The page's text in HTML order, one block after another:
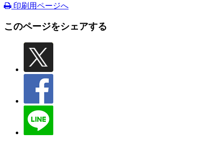
印刷用ページへ
このページをシェアする